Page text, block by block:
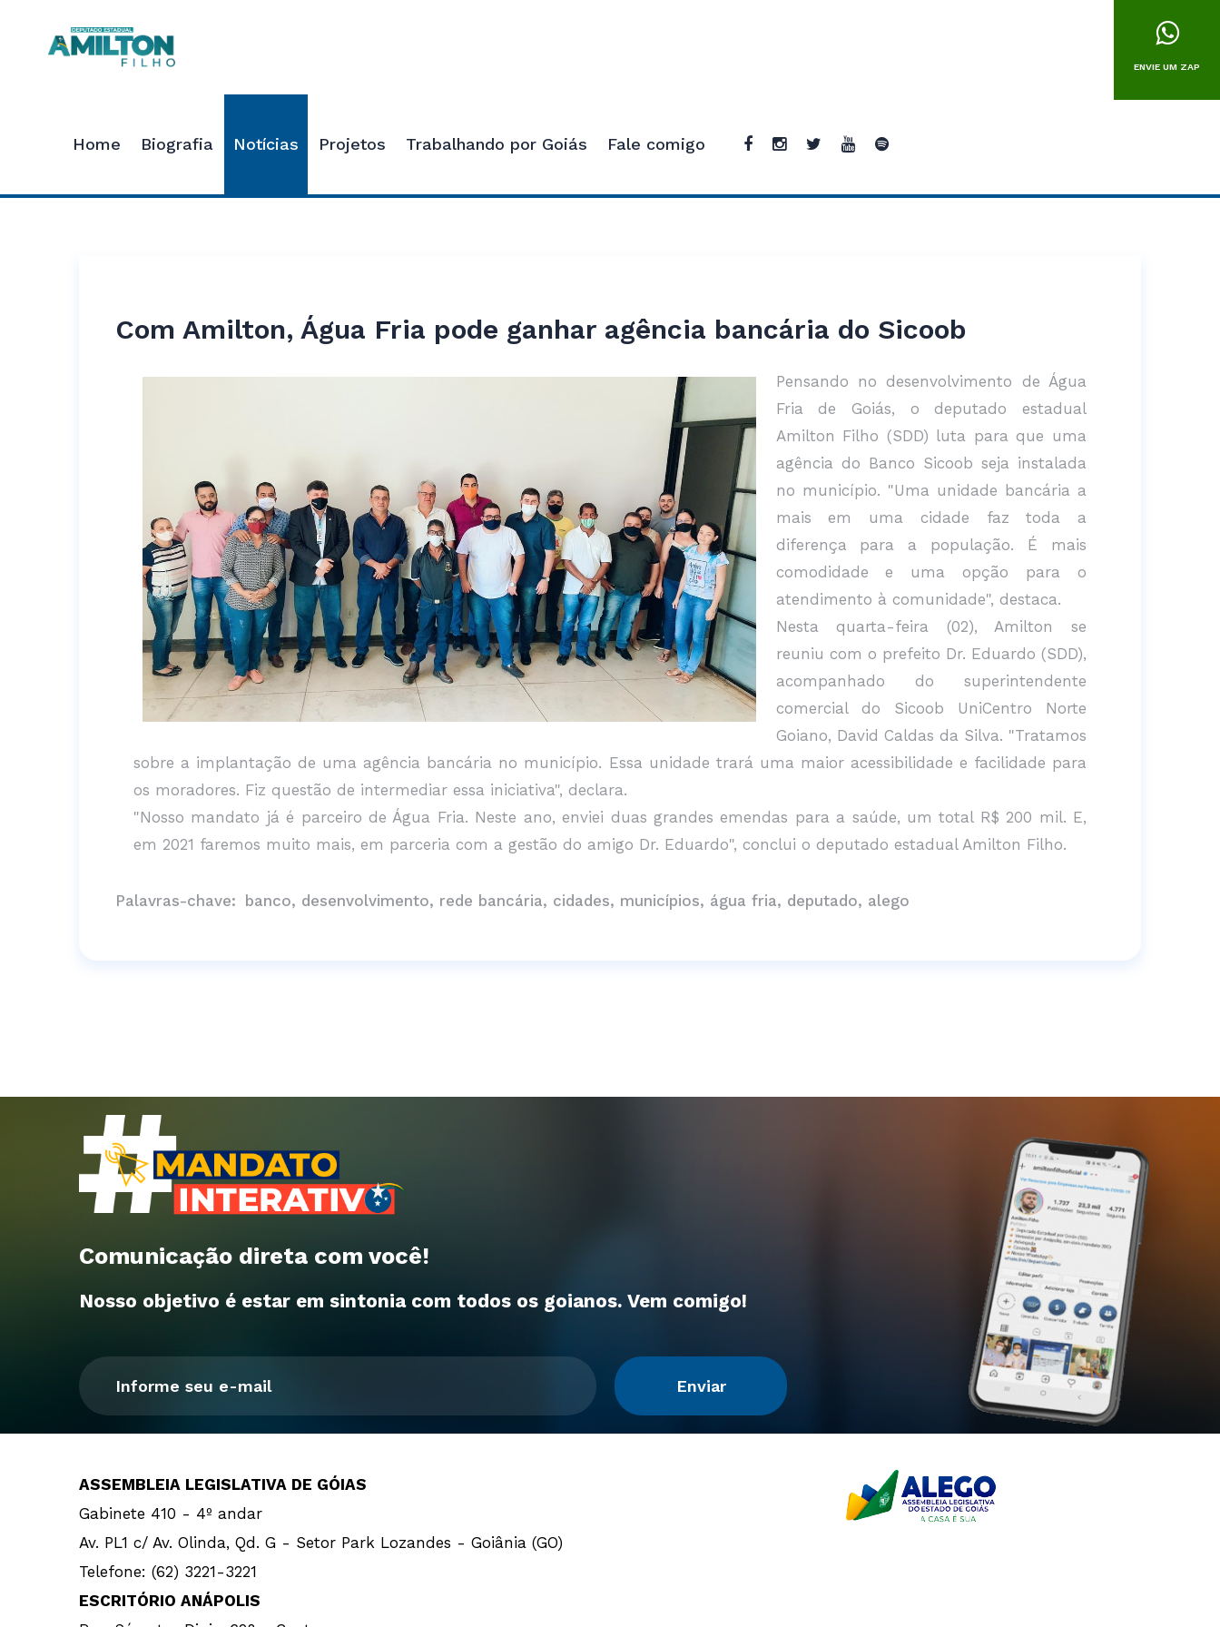
Home Biografia Notícias Projetos Trabalhando por Goiás Fale comigo
ENVIE UM ZAP
Com Amilton, Água Fria pode ganhar agência bancária do Sicoob
Pensando no desenvolvimento de Água
Fria de Goiás, o deputado estadual
Amilton Filho (SDD) luta para que uma
agência do Banco Sicoob seja instalada
no município. "Uma unidade bancária a
mais em uma cidade faz toda a
diferença para a população. É mais
comodidade e uma opção para o
atendimento à comunidade", destaca.
Nesta quarta-feira (02), Amilton se
reuniu com o prefeito Dr. Eduardo (SDD),
acompanhado do superintendente
comercial do Sicoob UniCentro Norte
Goiano, David Caldas da Silva. "Tratamos
sobre a implantação de uma agência bancária no município. Essa unidade trará uma maior acessibilidade e facilidade para
os moradores. Fiz questão de intermediar essa iniciativa", declara.
"Nosso mandato já é parceiro de Água Fria. Neste ano, enviei duas grandes emendas para a saúde, um total R$ 200 mil. E,
em 2021 faremos muito mais, em parceria com a gestão do amigo Dr. Eduardo", conclui o deputado estadual Amilton Filho.
Palavras-chave: banco, desenvolvimento, rede bancária, cidades, municípios, água fria, deputado, alego
Comunicação direta com você!
Nosso objetivo é estar em sintonia com todos os goianos. Vem comigo!
Enviar
ASSEMBLEIA LEGISLATIVA DE GÓIAS
Gabinete 410 - 4º andar
Av. PL1 c/ Av. Olinda, Qd. G - Setor Park Lozandes - Goiânia (GO)
Telefone: (62) 3221-3221
ESCRITÓRIO ANÁPOLIS